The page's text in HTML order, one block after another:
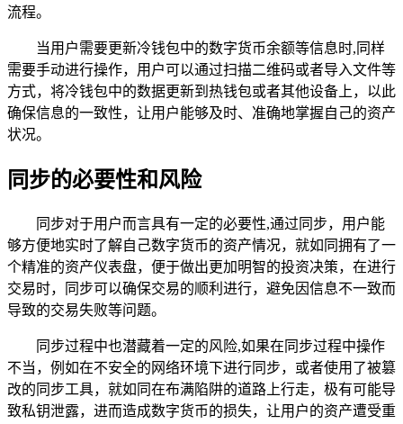
流程。
当用户需要更新冷钱包中的数字货币余额等信息时,同样
需要手动进行操作，用户可以通过扫描二维码或者导入文件等
方式，将冷钱包中的数据更新到热钱包或者其他设备上，以此
确保信息的一致性，让用户能够及时、准确地掌握自己的资产
状况。
同步的必要性和风险
同步对于用户而言具有一定的必要性,通过同步，用户能
够方便地实时了解自己数字货币的资产情况，就如同拥有了一
个精准的资产仪表盘，便于做出更加明智的投资决策，在进行
交易时，同步可以确保交易的顺利进行，避免因信息不一致而
导致的交易失败等问题。
同步过程中也潜藏着一定的风险,如果在同步过程中操作
不当，例如在不安全的网络环境下进行同步，或者使用了被篡
改的同步工具，就如同在布满陷阱的道路上行走，极有可能导
致私钥泄露，进而造成数字货币的损失，让用户的资产遭受重